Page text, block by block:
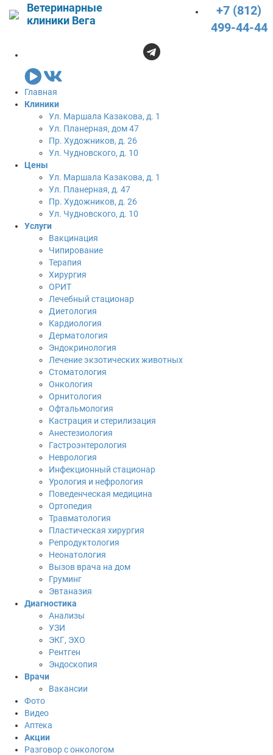
Ветеринарные
клиники Вега
+7 (812)
499-44-44
Главная
Клиники
Ул. Маршала Казакова, д. 1
Ул. Планерная, дом 47
Пр. Художников, д. 26
Ул. Чудновского, д. 10
Цены
Ул. Маршала Казакова, д. 1
Ул. Планерная, д. 47
Пр. Художников, д. 26
Ул. Чудновского, д. 10
Услуги
Вакцинация
Чипирование
Терапия
Хирургия
ОРИТ
Лечебный стационар
Диетология
Кардиология
Дерматология
Эндокринология
Лечение экзотических животных
Стоматология
Онкология
Орнитология
Офтальмология
Кастрация и стерилизация
Анестезиология
Гастроэнтерология
Неврология
Инфекционный стационар
Урология и нефрология
Поведенческая медицина
Ортопедия
Травматология
Пластическая хирургия
Репродуктология
Неонатология
Вызов врача на дом
Груминг
Эвтаназия
Диагностика
Анализы
УЗИ
ЭКГ, ЭХО
Рентген
Эндоскопия
Врачи
Вакансии
Фото
Видео
Аптека
Акции
Разговор с онкологом